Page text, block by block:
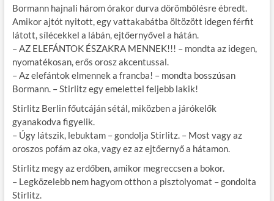
Bormann hajnali három órakor durva dörömbölésre ébredt.
Amikor ajtót nyitott, egy vattakabátba öltözött idegen férfit
látott, sílécekkel a lábán, ejtőernyővel a hátán.
– AZ ELEFÁNTOK ÉSZAKRA MENNEK!!! – mondta az idegen,
nyomatékosan, erős orosz akcentussal.
– Az elefántok elmennek a francba! – mondta bosszúsan
Bormann. – Stirlitz egy emelettel feljebb lakik!
Stirlitz Berlin főutcáján sétál, miközben a járókelők
gyanakodva figyelik.
– Úgy látszik, lebuktam – gondolja Stirlitz. – Most vagy az
oroszos pofám az oka, vagy ez az ejtőernyő a hátamon.
Stirlitz megy az erdőben, amikor megreccsen a bokor.
– Legközelebb nem hagyom otthon a pisztolyomat – gondolta
Stirlitz.